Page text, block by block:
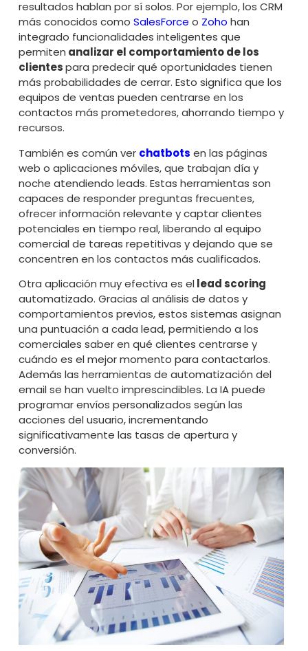
resultados hablan por sí solos. Por ejemplo, los CRM
más conocidos como SalesForce o Zoho han
integrado funcionalidades inteligentes que
permiten analizar el comportamiento de los
clientespara predecir qué oportunidades tienen
más probabilidades de cerrar. Esto significa que los
equipos de ventas pueden centrarse en los
contactos más prometedores, ahorrando tiempo y
recursos.
También es común ver chatbots en las páginas
web o aplicaciones móviles, que trabajan día y
noche atendiendo leads. Estas herramientas son
capaces de responder preguntas frecuentes,
ofrecer información relevante y captar clientes
potenciales en tiempo real, liberando al equipo
comercial de tareas repetitivas y dejando que se
concentren en los contactos más cualificados.
Otra aplicación muy efectiva es el lead scoring
automatizado. Gracias al análisis de datos y
comportamientos previos, estos sistemas asignan
una puntuación a cada lead, permitiendo a los
comerciales saber en qué clientes centrarse y
cuándo es el mejor momento para contactarlos.
Además las herramientas de automatización del
email se han vuelto imprescindibles. La IA puede
programar envíos personalizados según las
acciones del usuario, incrementando
significativamente las tasas de apertura y
conversión.